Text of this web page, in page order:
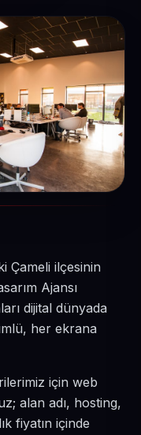
Çameli ilçesinin
Ajansı
dijital dünyada
her ekrana
için web
alan adı, hosting,
fiyatın içinde